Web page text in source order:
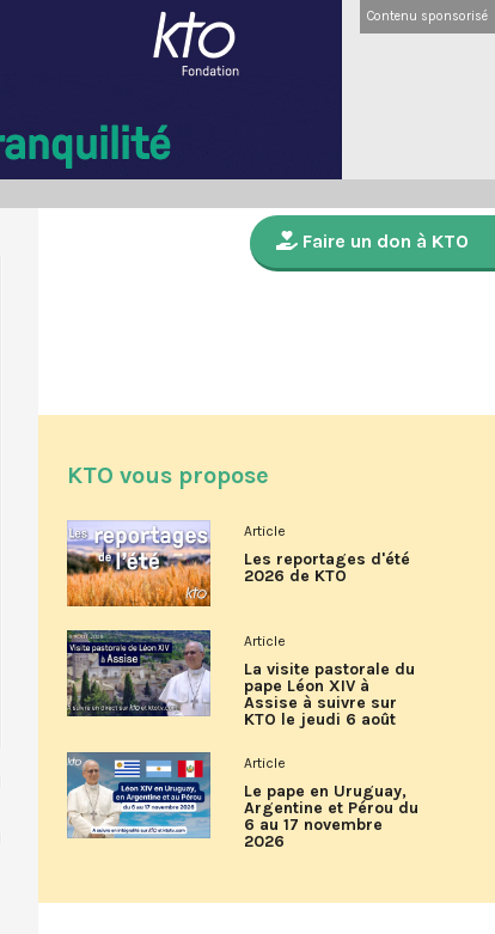
Contenu sponsorisé
Faire un don à KTO
KTO vous propose
Article
Les reportages d'été
2026 de KTO
Article
La visite pastorale du
pape Léon XIV à
Assise à suivre sur
KTO le jeudi 6 août
Article
Le pape en Uruguay,
Argentine et Pérou du
6 au 17 novembre
2026